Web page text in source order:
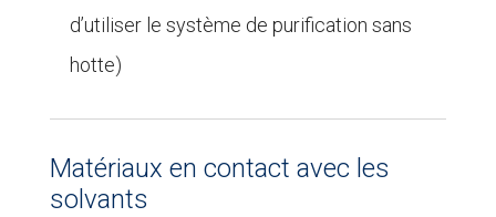
d’utiliser le système de purification sans
hotte)
Matériaux en contact avec les
solvants